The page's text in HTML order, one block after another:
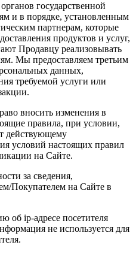
государственной
и в порядке, установленным
партнерам, которые
продуктов и услуг,
Продавцу реализовывать
Мы предоставляем третьим
данных,
требуемой услуги или
вносить изменения в
правила, при условии,
действующему
условий настоящих правил
на Сайте.
за сведения,
Покупателем на Сайте в
об ip-адресе посетителя
не используется для